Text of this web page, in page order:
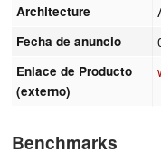
Architecture
Fecha de anuncio
Enlace de Producto
(externo)
Benchmarks